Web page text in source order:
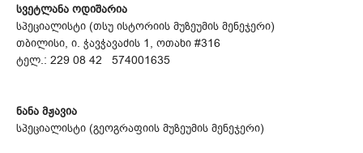
სვეტლანა ოდიშარია
სპეციალისტი (თსუ ისტორიის მუზეუმის მენეჯერი)
თბილისი, ი. ჭავჭავაძის 1, ოთახი #316
ტელ.: 229 08 42 574001635
ნანა მჟავია
სპეციალისტი (გეოგრაფიის მუზეუმის მენეჯერი)